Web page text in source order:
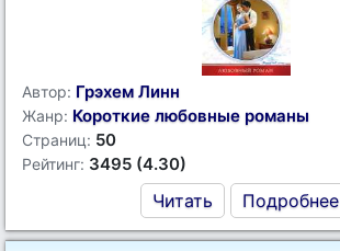
Автор: Грэхем Линн
Жанр: Короткие любовные романы
Страниц: 50
Рейтинг: 3495 (4.30)
Читать Подробнее